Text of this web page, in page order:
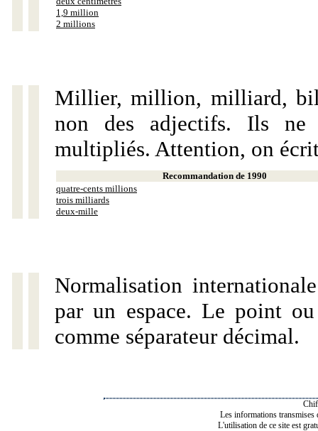
1,9 million
2 millions
Millier, million, milliard,
non des adjectifs. Ils ne
multipliés. Attention, on
Recommandation de 1990
quatre-cents millions
trois milliards
deux-mille
Normalisation
par un espace. Le point
comme séparateur décimal.
Les informations transmises
L'utilisation de ce site est